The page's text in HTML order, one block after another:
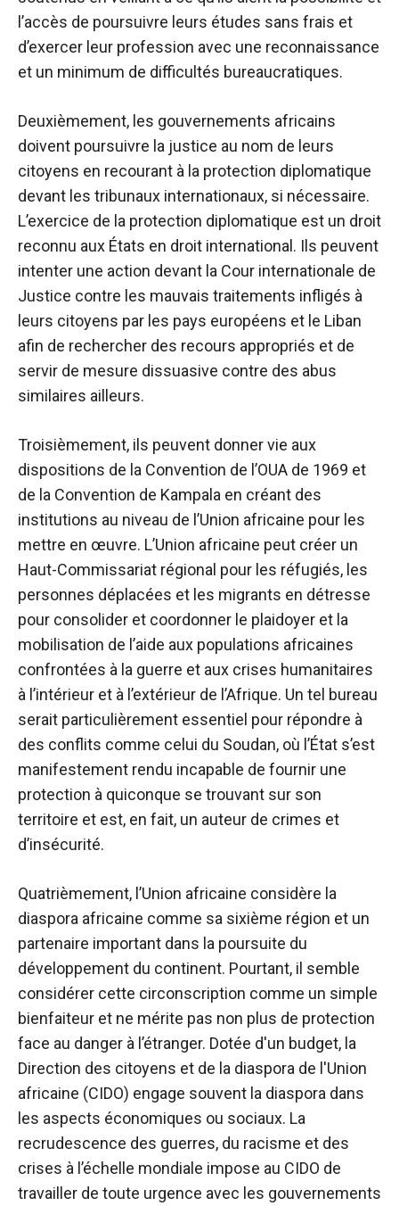
l’accès de poursuivre leurs études sans frais et
d’exercer leur profession avec une reconnaissance
et un minimum de difficultés bureaucratiques.
Deuxièmement, les gouvernements africains
doivent poursuivre la justice au nom de leurs
citoyens en recourant à la protection diplomatique
devant les tribunaux internationaux, si nécessaire.
L’exercice de la protection diplomatique est un droit
reconnu aux États en droit international. Ils peuvent
intenter une action devant la Cour internationale de
Justice contre les mauvais traitements infligés à
leurs citoyens par les pays européens et le Liban
afin de rechercher des recours appropriés et de
servir de mesure dissuasive contre des abus
similaires ailleurs.
Troisièmement, ils peuvent donner vie aux
dispositions de la Convention de l’OUA de 1969 et
de la Convention de Kampala en créant des
institutions au niveau de l’Union africaine pour les
mettre en œuvre. L’Union africaine peut créer un
Haut-Commissariat régional pour les réfugiés, les
personnes déplacées et les migrants en détresse
pour consolider et coordonner le plaidoyer et la
mobilisation de l’aide aux populations africaines
confrontées à la guerre et aux crises humanitaires
à l’intérieur et à l’extérieur de l’Afrique. Un tel bureau
serait particulièrement essentiel pour répondre à
des conflits comme celui du Soudan, où l’État s’est
manifestement rendu incapable de fournir une
protection à quiconque se trouvant sur son
territoire et est, en fait, un auteur de crimes et
d’insécurité.
Quatrièmement, l’Union africaine considère la
diaspora africaine comme sa sixième région et un
partenaire important dans la poursuite du
développement du continent. Pourtant, il semble
considérer cette circonscription comme un simple
bienfaiteur et ne mérite pas non plus de protection
face au danger à l’étranger. Dotée d'un budget, la
Direction des citoyens et de la diaspora de l'Union
africaine (CIDO) engage souvent la diaspora dans
les aspects économiques ou sociaux. La
recrudescence des guerres, du racisme et des
crises à l’échelle mondiale impose au CIDO de
travailler de toute urgence avec les gouvernements